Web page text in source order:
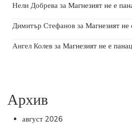
Нели Добрева за Магнезият не е
Димитър Стефанов за Магнезият не
Ангел Колев за Магнезият не е
Архив
август 2026